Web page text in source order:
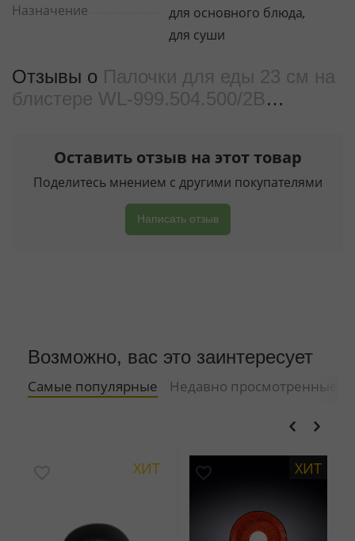
Назначение для основного блюда,
для суши
Отзывы о Палочки для еды 23 см на
блистере WL‑999.504.500/2B
Оставить отзыв на этот товар
Поделитесь мнением с другими покупателями
Написать отзыв
Возможно, вас это заинтересует
Самые популярные Недавно просмотренные
ХИТ ХИТ